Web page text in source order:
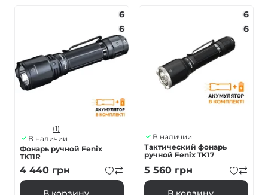
6
6
(1)
В наличии
Фонарь ручной Fenix ​​
TK11R
4 440 грн
6
6
В наличии
Тактический фонарь
ручной Fenix TK17
5 560 грн